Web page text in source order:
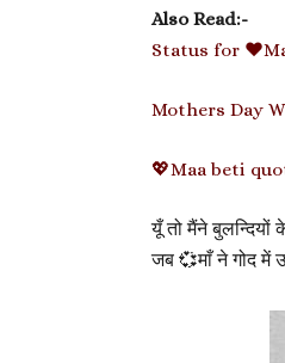
Also Read:-
Status for
Mothers Day
💖Maa beti
यूँ तो मैंने
जब 💞माँ ने गोद में